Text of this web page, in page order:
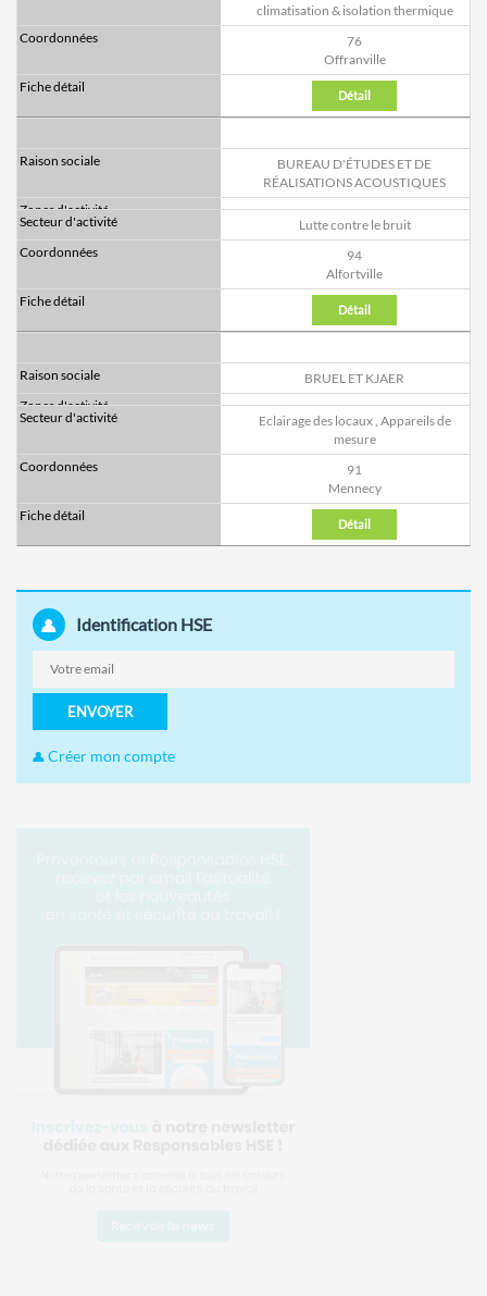
climatisation & isolation thermique
76
Offranville
Détail
BUREAU D'ÉTUDES ET DE
RÉALISATIONS ACOUSTIQUES
Lutte contre le bruit
94
Alfortville
Détail
BRUEL ET KJAER
Eclairage des locaux, Appareils de
mesure
91
Mennecy
Détail
Identification HSE
ENVOYER
Créer mon compte